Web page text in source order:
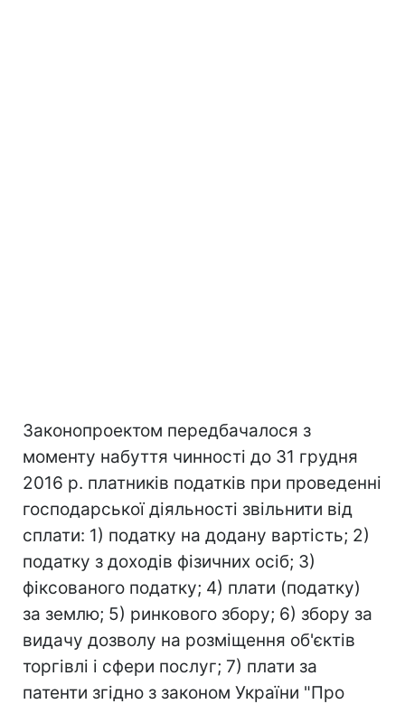
Законопроектом передбачалося з
моменту набуття чинності до 31 грудня
2016 р. платників податків при проведенні
господарської діяльності звільнити від
сплати: 1) податку на додану вартість; 2)
податку з доходів фізичних осіб; 3)
фіксованого податку; 4) плати (податку)
за землю; 5) ринкового збору; 6) збору за
видачу дозволу на розміщення об'єктів
торгівлі і сфери послуг; 7) плати за
патенти згідно з законом України "Про